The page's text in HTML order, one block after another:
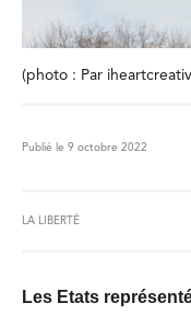
(photo : Par
Publié le 9 octobre 2022
LA LIBERTÉ
Les Etats